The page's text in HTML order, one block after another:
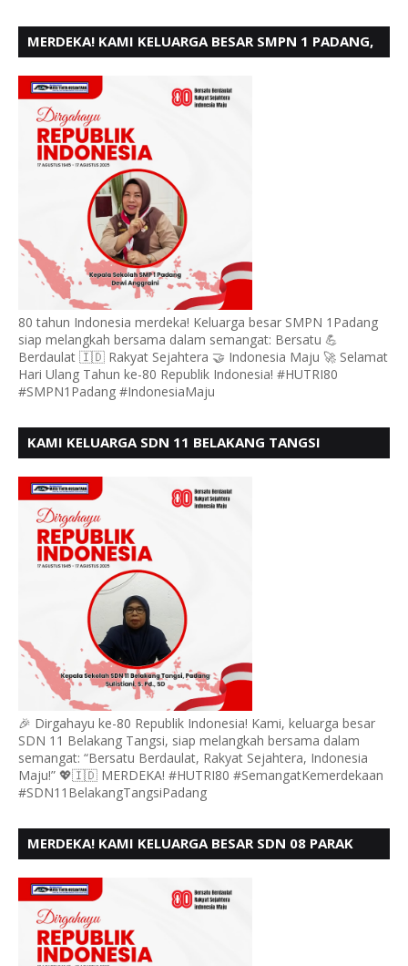
MERDEKA! KAMI KELUARGA BESAR SMPN 1 PADANG,
80 tahun Indonesia merdeka! Keluarga besar SMPN 1Padang
siap melangkah bersama dalam semangat: Bersatu 💪
Berdaulat 🇮🇩 Rakyat Sejahtera 🤝 Indonesia Maju 🚀 Selamat
Hari Ulang Tahun ke-80 Republik Indonesia! #HUTRI80
#SMPN1Padang #IndonesiaMaju
KAMI KELUARGA SDN 11 BELAKANG TANGSI
🎉 Dirgahayu ke-80 Republik Indonesia! Kami, keluarga besar
SDN 11 Belakang Tangsi, siap melangkah bersama dalam
semangat: “Bersatu Berdaulat, Rakyat Sejahtera, Indonesia
Maju!” 💖🇮🇩 MERDEKA! #HUTRI80 #SemangatKemerdekaan
#SDN11BelakangTangsiPadang
MERDEKA! KAMI KELUARGA BESAR SDN 08 PARAK
- 80,